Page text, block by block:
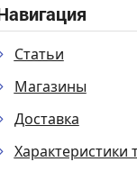
Статьи
Магазины
Доставка
Характеристики